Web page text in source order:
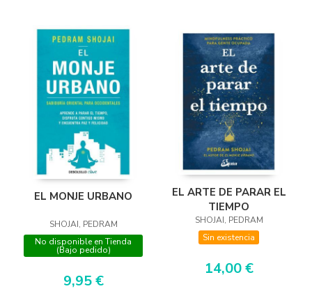
EL MONJE URBANO
SHOJAI, PEDRAM
No disponible en Tienda
(Bajo pedido)
9,95 €
EL ARTE DE PARAR EL
TIEMPO
SHOJAI, PEDRAM
Sin existencia
14,00 €